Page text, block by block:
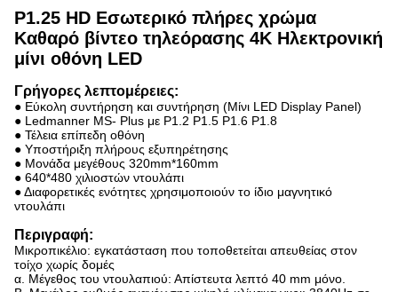
P1.25 HD Εσωτερικό πλήρες χρώμα
Καθαρό βίντεο τηλεόρασης 4K Ηλεκτρονική
μίνι οθόνη LED
Γρήγορες λεπτομέρειες:
● Εύκολη συντήρηση και συντήρηση (Μίνι LED Display Panel)
● Ledmanner MS- Plus με P1.2 P1.5 P1.6 P1.8
● Τέλεια επίπεδη οθόνη
● Υποστήριξη πλήρους εξυπηρέτησης
● Μονάδα μεγέθους 320mm*160mm
● 640*480 χιλιοστών ντουλάπι
● Διαφορετικές ενότητες χρησιμοποιούν το ίδιο μαγνητικό
ντουλάπι
Περιγραφή:
Μικροπικέλιο: εγκατάσταση που τοποθετείται απευθείας στον
τοίχο χωρίς δομές
α. Μέγεθος του ντουλαπιού: Απίστευτα λεπτό 40 mm μόνο.